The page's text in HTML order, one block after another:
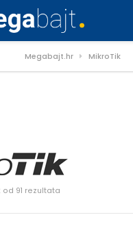
Megabajt.hr MikroTik
od 91 rezultata